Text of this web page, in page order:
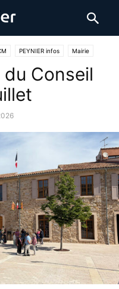
PEYNIER infos Mairie
Conseil